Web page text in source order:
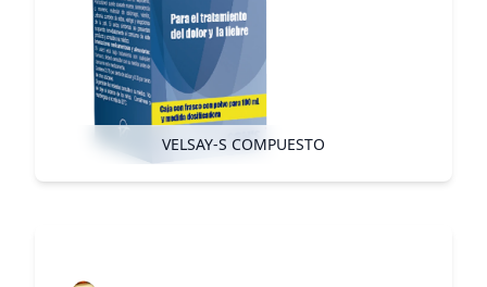
VELSAY-S COMPUESTO